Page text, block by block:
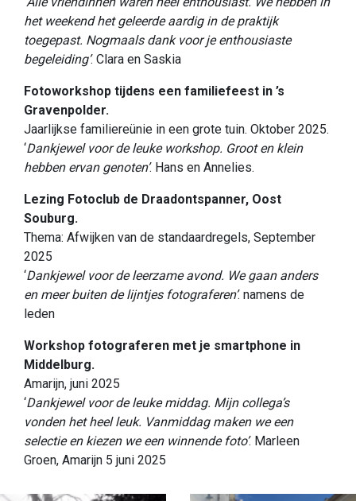
het weekend het geleerde aardig in de praktijk
toegepast. Nogmaals dank voor je enthousiaste
begeleiding’. Clara en Saskia
Fotoworkshop tijdens een familiefeest in ’s
Gravenpolder.
Jaarlijkse familiereünie in een grote tuin. Oktober 2025.
‘Dankjewel voor de leuke workshop. Groot en klein
hebben ervan genoten’. Hans en Annelies.
Lezing Fotoclub de Draadontspanner, Oost
Souburg.
Thema: Afwijken van de standaardregels, September
2025
‘Dankjewel voor de leerzame avond. We gaan anders
en meer buiten de lijntjes fotograferen’. namens de
leden
Workshop fotograferen met je smartphone in
Middelburg.
Amarijn, juni 2025
‘Dankjewel voor de leuke middag. Mijn collega’s
vonden het heel leuk. Vanmiddag maken we een
selectie en kiezen we een winnende foto’. Marleen
Groen, Amarijn 5 juni 2025